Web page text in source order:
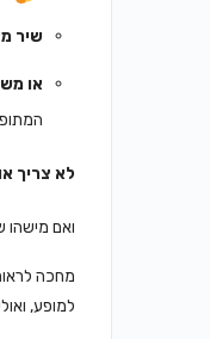
שיר
או
לא צריך
ואם מישהו
מחכה
למופע,